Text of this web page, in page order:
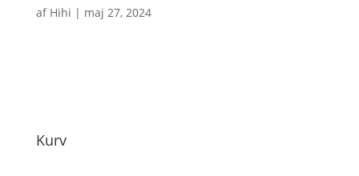
af Hihi | maj 27, 2024
Kurv